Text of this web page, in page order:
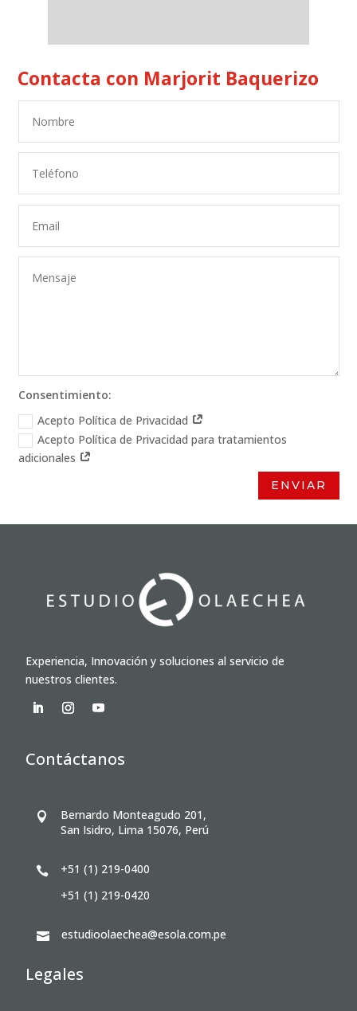
Contacta con Marjorit Baquerizo
Consentimiento:
Acepto Política de Privacidad
Acepto Política de Privacidad para tratamientos
adicionales
ENVIAR
Experiencia, Innovación y soluciones al servicio de
nuestros clientes.
Contáctanos

Bernardo Monteagudo 201,
San Isidro, Lima 15076, Perú

+51 (1) 219-0400
+51 (1) 219-0420
 estudioolaechea@esola.com.pe
Legales